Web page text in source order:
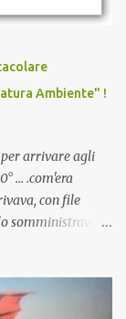
che minacci le
il lavoro o la
a un
tutti i vaccini
Ambiente" !
per arrivare agli
... .com'era
con file
somministravano
Ghiacciato, ma